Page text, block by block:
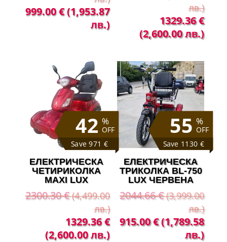
Original
(3,499.00
999.00€(1,953.87
лв.)
Текущата
цена
(1,953.87
лв.).
лв.)
price
1789.01 €
(3,499.00
лв.).
1329.36€
(2,600.00 лв.)цена
лв.).
%
OFF
42
Save 971 €
ЕЛЕКТРИЧЕСКА
ЧЕТИРИКОЛКА
MAXI LUX
2300.30€ (4,499.00
лв.)
price
1329.36€
(2,600.00 лв.)
Текущата
цена
%
OFF
55
Save 1130 €
ЕЛЕКТРИЧЕСКА
ТРИКОЛКА BL-750
LUX ЧЕРВЕНА
2044.66€ (3,999.00
лв.)
Original
915.00€(1,789.58
лв.)цена